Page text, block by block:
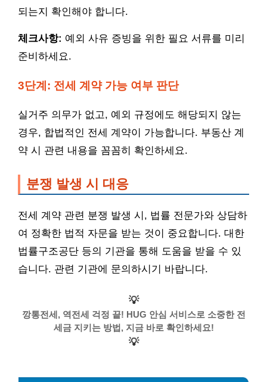
되는지 확인해야 합니다.
체크사항: 예외 사유 증빙을 위한 필요 서류를 미리
준비하세요.
3단계: 전세 계약 가능 여부 판단
실거주 의무가 없고, 예외 규정에도 해당되지 않는
경우, 합법적인 전세 계약이 가능합니다. 부동산 계
약 시 관련 내용을 꼼꼼히 확인하세요.
분쟁 발생 시 대응
전세 계약 관련 분쟁 발생 시, 법률 전문가와 상담하
여 정확한 법적 자문을 받는 것이 중요합니다. 대한
법률구조공단 등의 기관을 통해 도움을 받을 수 있
습니다. 관련 기관에 문의하시기 바랍니다.
💡
깡통전세, 역전세 걱정 끝! HUG 안심 서비스로 소중한 전
세금 지키는 방법, 지금 바로 확인하세요!
💡